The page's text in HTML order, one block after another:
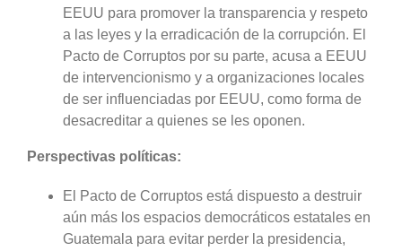
EEUU para promover la transparencia y respeto
a las leyes y la erradicación de la corrupción. El
Pacto de Corruptos por su parte, acusa a EEUU
de intervencionismo y a organizaciones locales
de ser influenciadas por EEUU, como forma de
desacreditar a quienes se les oponen.
Perspectivas políticas:
El Pacto de Corruptos está dispuesto a destruir
aún más los espacios democráticos estatales en
Guatemala para evitar perder la presidencia,